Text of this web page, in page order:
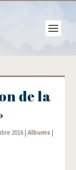
de la
2016 | Albums |